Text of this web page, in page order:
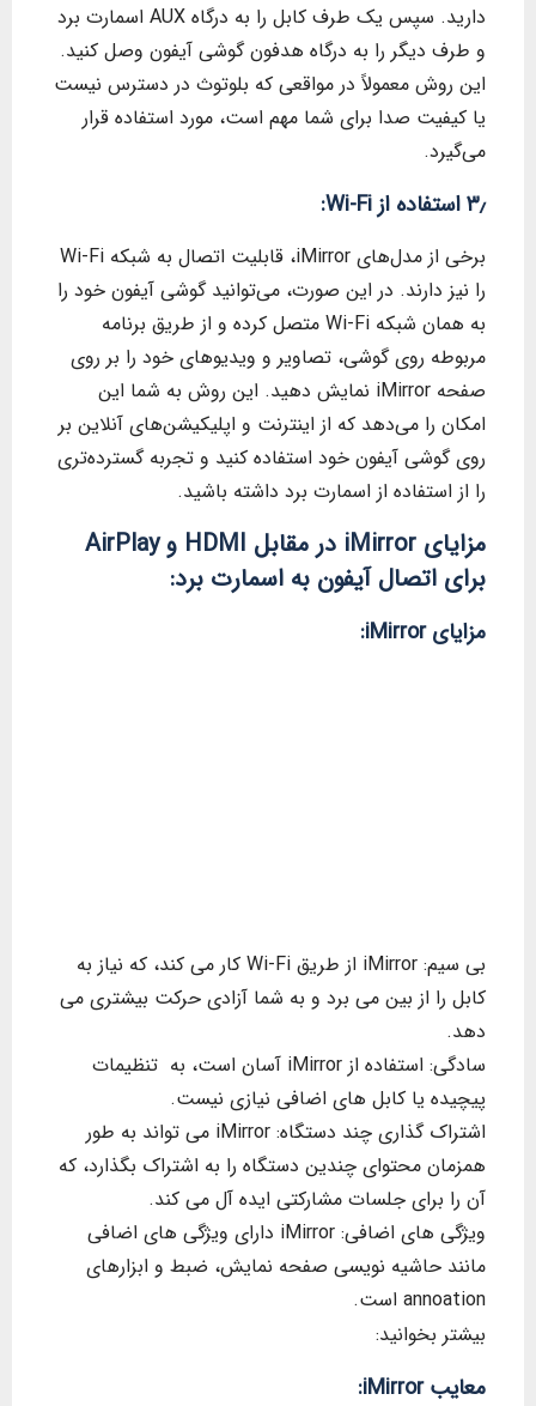
دارید. سپس یک طرف کابل را به درگاه AUX اسمارت برد
و طرف دیگر را به درگاه هدفون گوشی آیفون وصل کنید.
این روش معمولاً در مواقعی که بلوتوث در دسترس نیست
یا کیفیت صدا برای شما مهم است، مورد استفاده قرار
می‌گیرد.
۳٫ استفاده از Wi-Fi:
برخی از مدل‌های iMirror، قابلیت اتصال به شبکه Wi-Fi
را نیز دارند. در این صورت، می‌توانید گوشی آیفون خود را
به همان شبکه Wi-Fi متصل کرده و از طریق برنامه
مربوطه روی گوشی، تصاویر و ویدیوهای خود را بر روی
صفحه iMirror نمایش دهید. این روش به شما این
امکان را می‌دهد که از اینترنت و اپلیکیشن‌های آنلاین بر
روی گوشی آیفون خود استفاده کنید و تجربه گسترده‌تری
را از استفاده از اسمارت برد داشته باشید.
مزایای iMirror در مقابل HDMI و AirPlay
برای اتصال آیفون به اسمارت برد:
مزایای iMirror:
بی سیم: iMirror از طریق Wi-Fi کار می کند، که نیاز به
کابل را از بین می برد و به شما آزادی حرکت بیشتری می
دهد.
سادگی: استفاده از iMirror آسان است، به تنظیمات
پیچیده یا کابل های اضافی نیازی نیست.
اشتراک گذاری چند دستگاه: iMirror می تواند به طور
همزمان محتوای چندین دستگاه را به اشتراک بگذارد، که
آن را برای جلسات مشارکتی ایده آل می کند.
ویژگی های اضافی: iMirror دارای ویژگی های اضافی
مانند حاشیه نویسی صفحه نمایش، ضبط و ابزارهای
annoation است.
بیشتر بخوانید:
معایب iMirror: